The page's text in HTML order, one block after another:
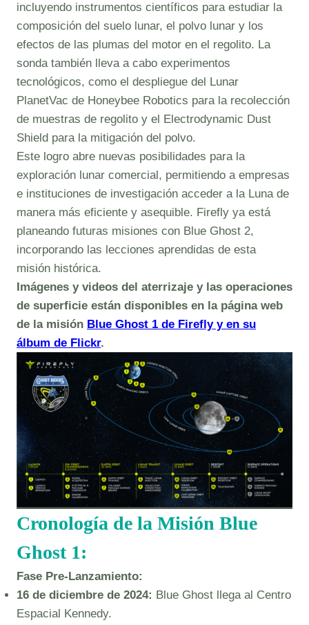
incluyendo instrumentos científicos para estudiar la
composición del suelo lunar, el polvo lunar y los
efectos de las plumas del motor en el regolito. La
sonda también lleva a cabo experimentos
tecnológicos, como el despliegue del Lunar
PlanetVac de Honeybee Robotics para la recolección
de muestras de regolito y el Electrodynamic Dust
Shield para la mitigación del polvo.
Este logro abre nuevas posibilidades para la
exploración lunar comercial, permitiendo a empresas
e instituciones de investigación acceder a la Luna de
manera más eficiente y asequible. Firefly ya está
planeando futuras misiones con Blue Ghost 2,
incorporando las lecciones aprendidas de esta
misión histórica.
Imágenes y videos del aterrizaje y las operaciones
de superficie están disponibles en la página web
de la misión Blue Ghost 1 de Firefly y en su
álbum de Flickr.
Cronología de la Misión Blue
Ghost 1:
Fase Pre-Lanzamiento:
16 de diciembre de 2024: Blue Ghost llega al Centro
Espacial Kennedy.